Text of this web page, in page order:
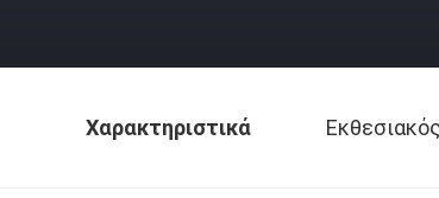
Χαρακτηριστικά